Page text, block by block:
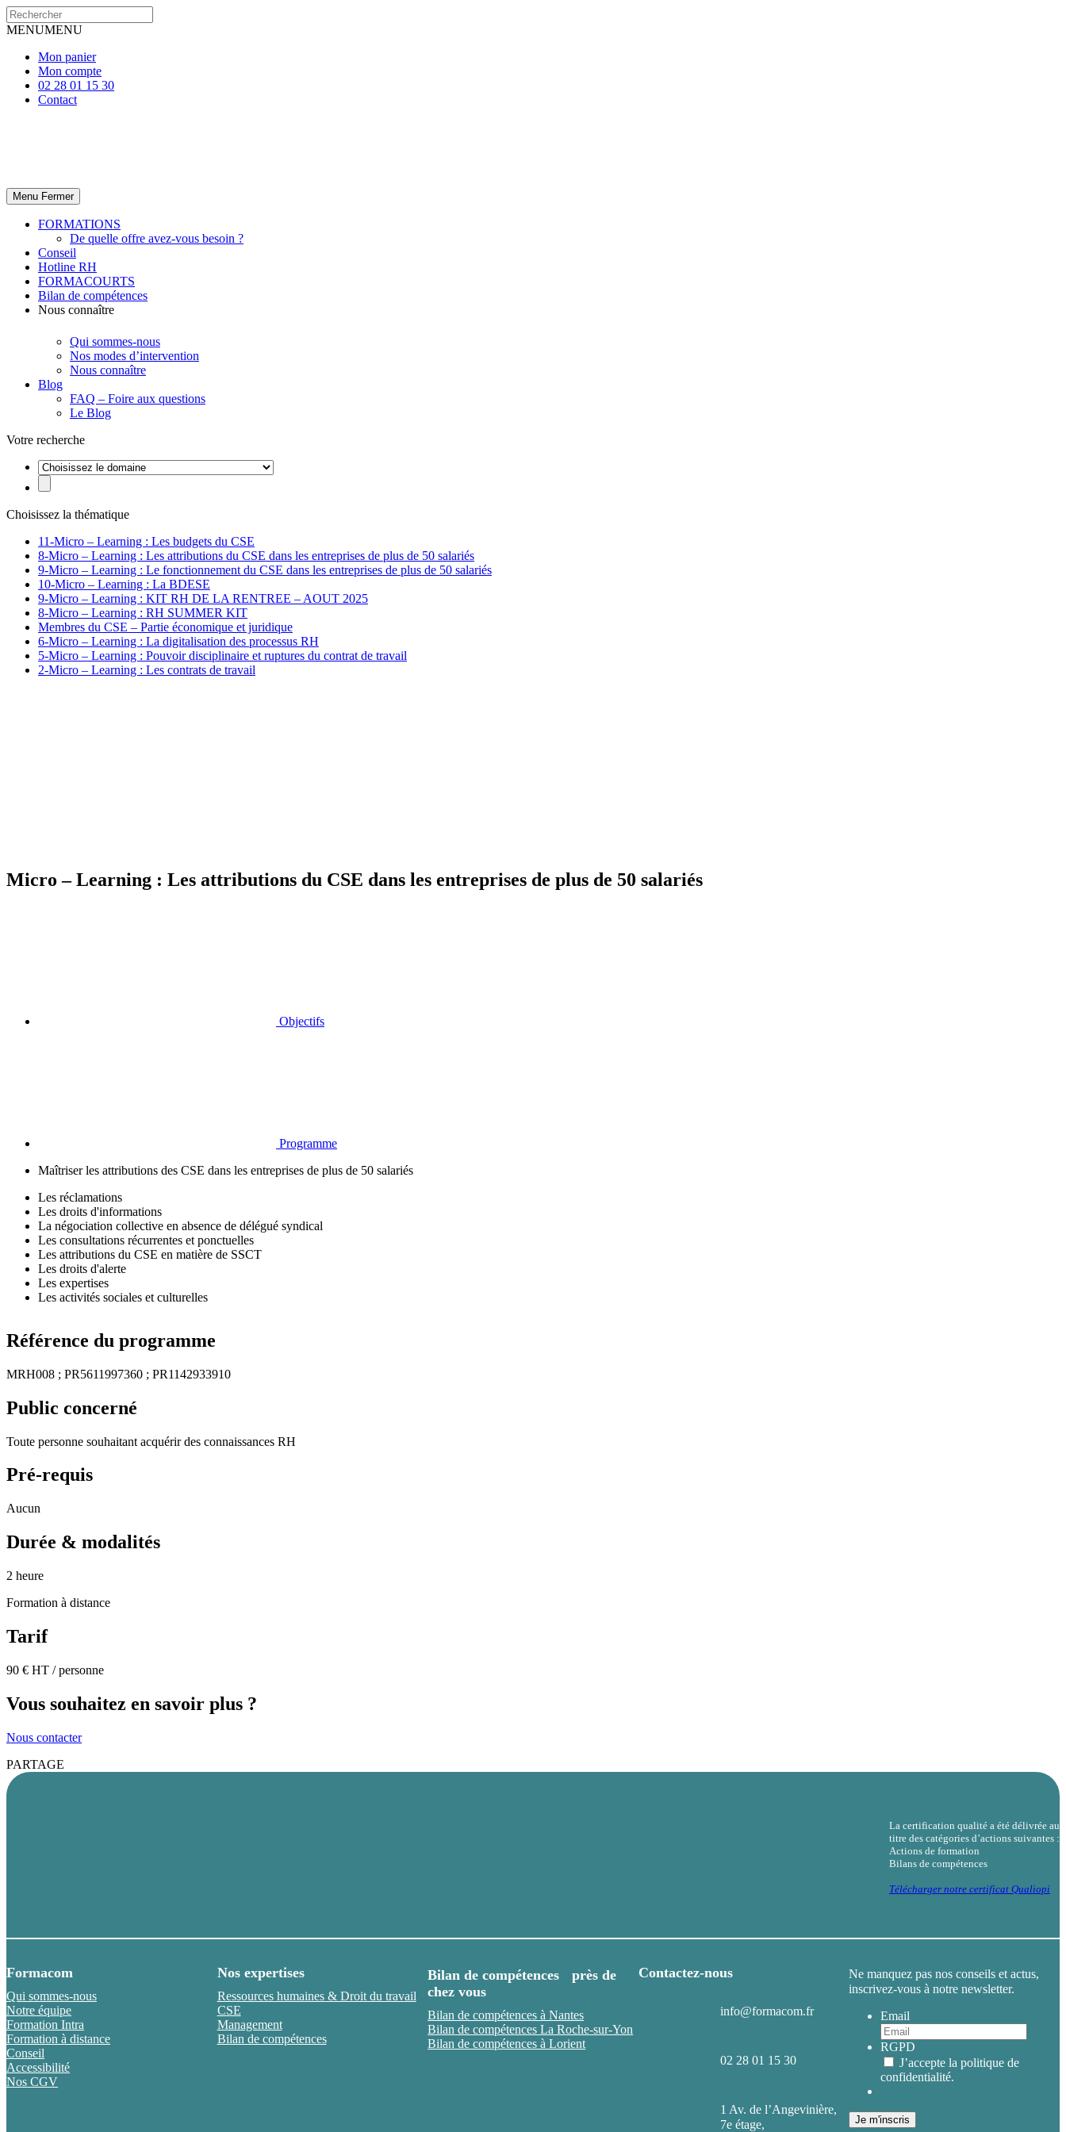
MENUMENU
Mon panier
Mon compte
02 28 01 15 30
Contact
Menu Fermer
FORMATIONS
De quelle offre avez-vous besoin ?
Conseil
Hotline RH
FORMACOURTS
Bilan de compétences
Nous connaître
Qui sommes-nous
Nos modes d’intervention
Nous connaître
Blog
FAQ – Foire aux questions
Le Blog
Votre recherche
Choisissez la thématique
11-Micro – Learning : Les budgets du CSE
8-Micro – Learning : Les attributions du CSE dans les entreprises de plus de 50 salariés
9-Micro – Learning : Le fonctionnement du CSE dans les entreprises de plus de 50 salariés
10-Micro – Learning : La BDESE
9-Micro – Learning : KIT RH DE LA RENTREE – AOUT 2025
8-Micro – Learning : RH SUMMER KIT
Membres du CSE – Partie économique et juridique
6-Micro – Learning : La digitalisation des processus RH
5-Micro – Learning : Pouvoir disciplinaire et ruptures du contrat de travail
2-Micro – Learning : Les contrats de travail
Micro – Learning : Les attributions du CSE dans les entreprises de plus de 50 salariés
Objectifs
Programme
Maîtriser les attributions des CSE dans les entreprises de plus de 50 salariés
Les réclamations
Les droits d'informations
La négociation collective en absence de délégué syndical
Les consultations récurrentes et ponctuelles
Les attributions du CSE en matière de SSCT
Les droits d'alerte
Les expertises
Les activités sociales et culturelles
Référence du programme
MRH008 ; PR5611997360 ; PR1142933910
Public concerné
Toute personne souhaitant acquérir des connaissances RH
Pré-requis
Aucun
Durée & modalités
2 heure
Formation à distance
Tarif
90 € HT / personne
Vous souhaitez en savoir plus ?
Nous contacter
PARTAGE
La certification qualité a été délivrée au
titre des catégories d’actions suivantes :
Actions de formation
Bilans de compétences
Télécharger notre certificat Qualiopi
Formacom
Qui sommes-nous
Notre équipe
Formation Intra
Formation à distance
Conseil
Accessibilité
Nos CGV
Nos expertises
Ressources humaines & Droit du travail
CSE
Management
Bilan de compétences
Bilan de compétences près de
chez vous
Bilan de compétences à Nantes
Bilan de compétences La Roche-sur-Yon
Bilan de compétences à Lorient
Contactez-nous
info@formacom.fr
02 28 01 15 30
1 Av. de l’Angevinière,
7e étage,
Ne manquez pas nos conseils et actus,
inscrivez-vous à notre newsletter.
Email
RGPD
J’accepte la politique de
confidentialité.
Je m'inscris